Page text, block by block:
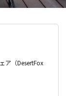
ア（DesertFox